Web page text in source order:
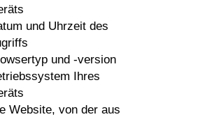
und Uhrzeit des
und ‑version
Ihres
Website, von der aus